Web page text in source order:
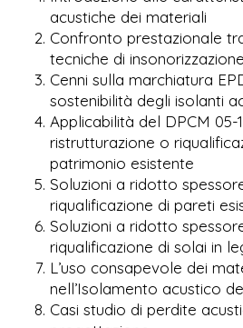
acustiche dei materiali
Confronto prestazionale
tecniche di insonorizzazione
Cenni sulla marchiatura
sostenibilità degli isolanti
Applicabilità del DPCM 05-
ristrutturazione o
patrimonio esistente
Soluzioni a ridotto
riqualificazione di pareti
Soluzioni a ridotto
riqualificazione di solai in
L’uso consapevole dei
nell’Isolamento acustico
Casi studio di perdite